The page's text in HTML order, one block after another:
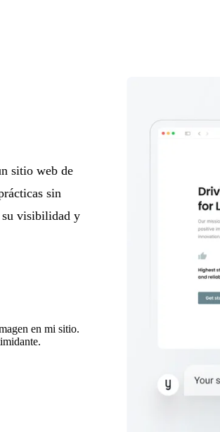
sitio web de
sin
su visibilidad y
en mi sitio.